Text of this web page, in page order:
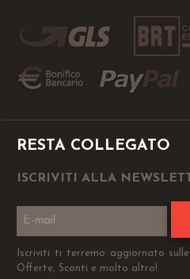
RESTA COLLEGATO
ISCRIVITI ALLA
Iscriviti ti terremo aggiornato sulle
Offerte, Sconti e molto altro!